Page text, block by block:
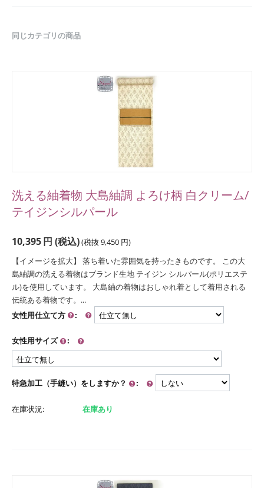
同じカテゴリの商品
洗える紬着物 大島紬調 よろけ柄 白クリーム/
テイジンシルパール
10,395円 (税込)(税抜 9,450 円)
【イメージを拡大】 落ち着いた雰囲気を持ったきものです。 この大
島紬調の洗える着物はブランド生地 テイジン シルパール(ポリエステ
ル)を使用しています。 大島紬の着物はおしゃれ着として着用される
伝統ある着物です。...
女性用仕立て方
:
女性用サイズ :
特急加工（手縫い）をしますか？ :
在庫状況: 在庫あり